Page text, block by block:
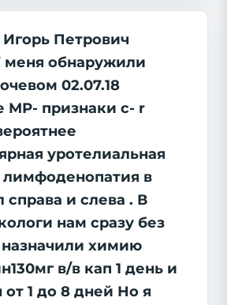
Петрович
меня обнаружили
02.07.18
МР- признаки c- r
уротелиальная
в
справа и слева . В
нам сразу без
назначили химию
в/в кап 1 день и
1 до 8 дней Но я